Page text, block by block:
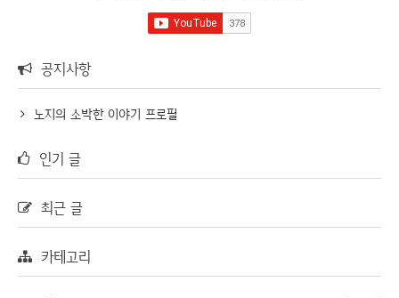
공지사항
노지의 소박한 이야기 프로필
인기 글
최근 글
카테고리